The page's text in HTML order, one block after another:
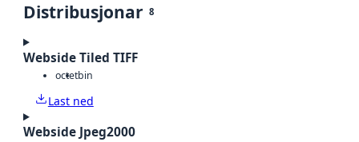
Distribusjonar 8
Webside Tiled TIFF
octetbin
Last ned
Webside Jpeg2000